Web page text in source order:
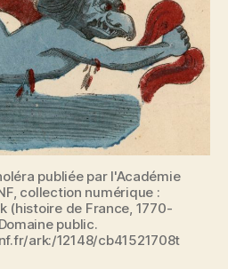
publiée par l'Académie
collection numérique :
(histoire de France, 1770-
public.
ark:/12148/cb41521708t